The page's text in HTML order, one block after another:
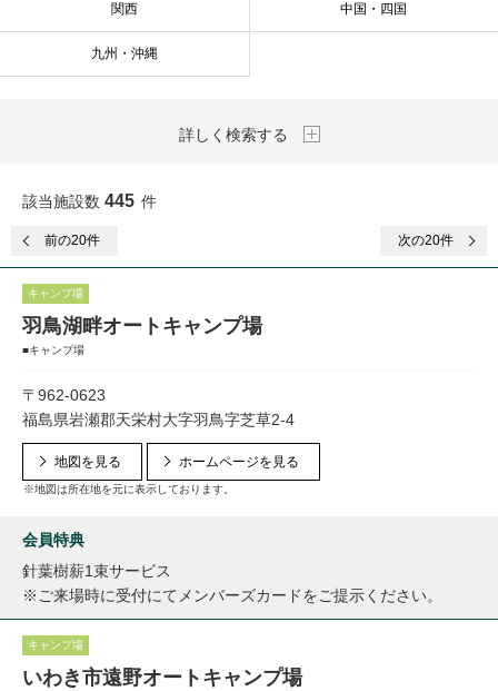
関西 中国・四国
九州・沖縄
詳しく検索する
該当施設数 445 件
前の20件 次の20件
キャンプ場
羽鳥湖畔オートキャンプ場
■キャンプ場
〒962-0623
福島県岩瀬郡天栄村大字羽鳥字芝草2-4
地図を見る
※地図は所在地を元に表示しております。
ホームページを見る
会員特典
針葉樹薪1束サービス
※ご来場時に受付にてメンバーズカードをご提示ください。
キャンプ場
いわき市遠野オートキャンプ場